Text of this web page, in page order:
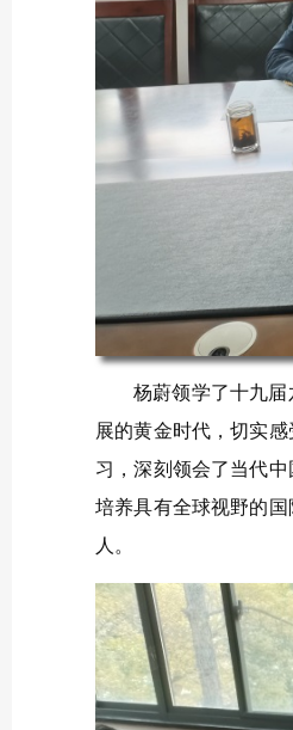
杨蔚领学了十九
展的黄金时代，切实
习，深刻领会了当代
培养具有全球视野的
人。